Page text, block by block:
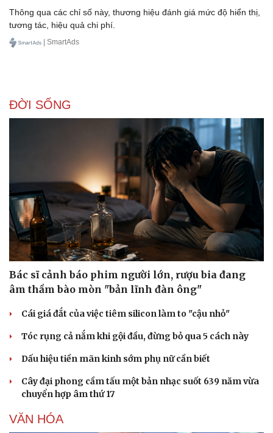
Sức khỏe
Dinh dưỡng - món ngon
Cây thuốc
Nhi khoa
Làm đẹp - giảm cân
Phòng mạch online
Ăn sạch sống khỏe
Đời sống
Nhà đẹp
Blog
Thông qua các chỉ số này, thương hiệu đánh giá mức độ hiển thị,
tương tác, hiệu quả chi phí.
| SmartAds
ĐỜI SỐNG
Bác sĩ cảnh báo phim người lớn, rượu bia đang
âm thầm bào mòn "bản lĩnh đàn ông"
Cái giá đắt của việc tiêm silicon làm to "cậu nhỏ"
Tóc rụng cả nắm khi gội đầu, đừng bỏ qua 5 cách này
Dấu hiệu tiền mãn kinh sớm phụ nữ cần biết
Cây đại phong cầm tấu một bản nhạc suốt 639 năm vừa
chuyển hợp âm thứ 17
VĂN HÓA